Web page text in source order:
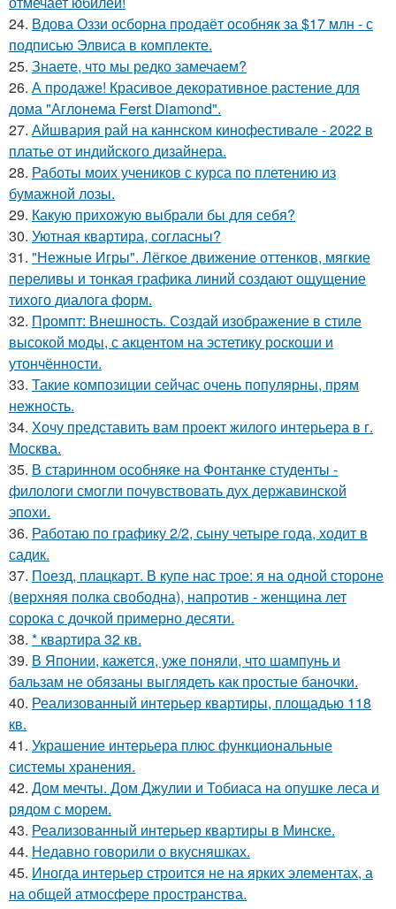
24. Вдова Оззи осборна продаёт особняк за $17 млн - с
подписью Элвиса в комплекте.
25. Знаете, что мы редко замечаем?
26. А продаже! Красивое декоративное растение для
дома "Аглонема Ferst Diamond".
27. Айшвария рай на каннском кинофестивале - 2022 в
платье от индийского дизайнера.
28. Работы моих учеников с курса по плетению из
бумажной лозы.
29. Какую прихожую выбрали бы для себя?
30. Уютная квартира, согласны?
31. "Нежные Игры". Лёгкое движение оттенков, мягкие
переливы и тонкая графика линий создают ощущение
тихого диалога форм.
32. Промпт: Внешность. Создай изображение в стиле
высокой моды, с акцентом на эстетику роскоши и
утончённости.
33. Такие композиции сейчас очень популярны, прям
нежность.
34. Хочу представить вам проект жилого интерьера в г.
Москва.
35. В старинном особняке на Фонтанке студенты -
филологи смогли почувствовать дух державинской
эпохи.
36. Работаю по графику 2/2, сыну четыре года, ходит в
садик.
37. Поезд, плацкарт. В купе нас трое: я на одной стороне
(верхняя полка свободна), напротив - женщина лет
сорока с дочкой примерно десяти.
38. * квартира 32 кв.
39. В Японии, кажется, уже поняли, что шампунь и
бальзам не обязаны выглядеть как простые баночки.
40. Реализованный интерьер квартиры, площадью 118
кв.
41. Украшение интерьера плюс функциональные
системы хранения.
42. Дом мечты. Дом Джулии и Тобиаса на опушке леса и
рядом с морем.
43. Реализованный интерьер квартиры в Минске.
44. Недавно говорили о вкусняшках.
45. Иногда интерьер строится не на ярких элементах, а
на общей атмосфере пространства.